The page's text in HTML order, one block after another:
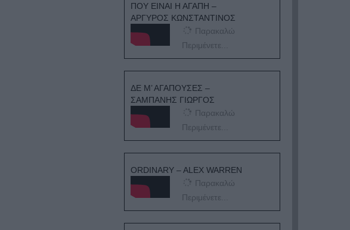
ΠΟΥ ΕΙΝΑΙ Η ΑΓΑΠΗ –
ΑΡΓΥΡΟΣ ΚΩΝΣΤΑΝΤΙΝΟΣ
Παρακαλώ
Περιμένετε...
ΔΕ Μ’ ΑΓΑΠΟΥΣΕΣ –
ΣΑΜΠΑΝΗΣ ΓΙΩΡΓΟΣ
Παρακαλώ
Περιμένετε...
ORDINARY – ALEX WARREN
Παρακαλώ
Περιμένετε...